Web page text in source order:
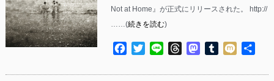
Not at Home』が正式にリリースされた。 http://
……(続きを読む)
Facebook
TwitterLine ThreadsMastodon
Tumblr
Mixi